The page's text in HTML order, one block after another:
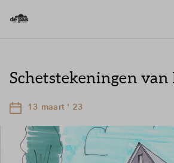
Schetstekeningen van
13 maart ' 23